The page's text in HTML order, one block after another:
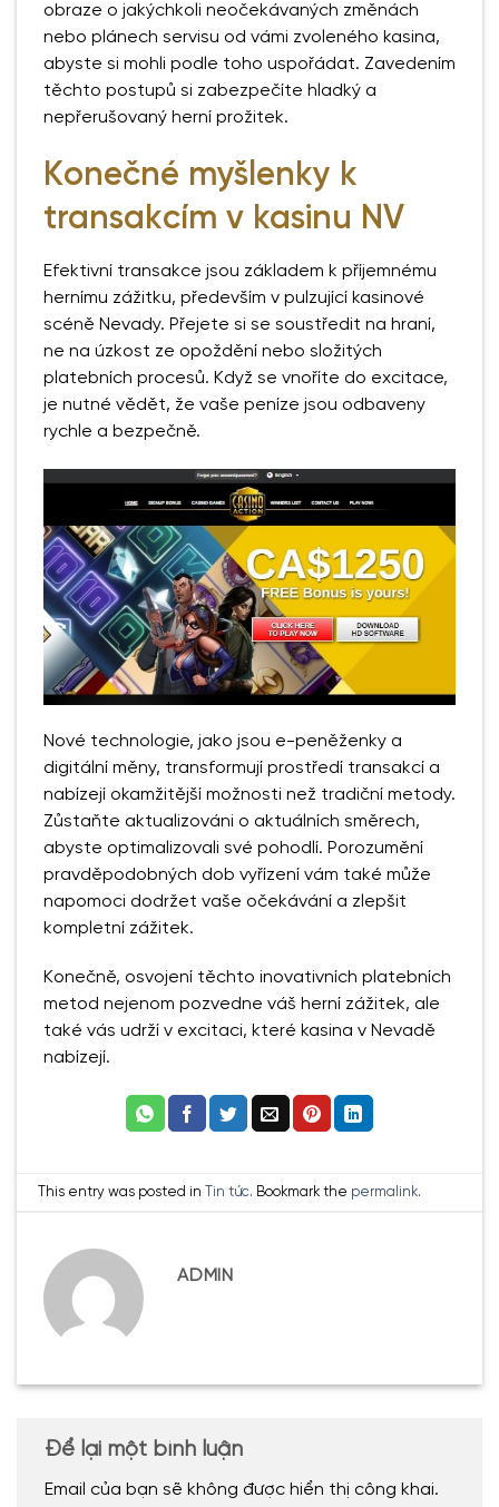
obraze o jakýchkoli neočekávaných změnách
nebo plánech servisu od vámi zvoleného kasina,
abyste si mohli podle toho uspořádat. Zavedením
těchto postupů si zabezpečíte hladký a
nepřerušovaný herní prožitek.
Konečné myšlenky k
transakcím v kasinu NV
Efektivní transakce jsou základem k příjemnému
hernímu zážitku, především v pulzující kasinové
scéně Nevady. Přejete si se soustředit na hraní,
ne na úzkost ze opoždění nebo složitých
platebních procesů. Když se vnoříte do excitace,
je nutné vědět, že vaše peníze jsou odbaveny
rychle a bezpečně.
Nové technologie, jako jsou e-peněženky a
digitální měny, transformují prostředí transakcí a
nabízejí okamžitější možnosti než tradiční metody.
Zůstaňte aktualizováni o aktuálních směrech,
abyste optimalizovali své pohodlí. Porozumění
pravděpodobných dob vyřízení vám také může
napomoci dodržet vaše očekávání a zlepšit
kompletní zážitek.
Konečně, osvojení těchto inovativních platebních
metod nejenom pozvedne váš herní zážitek, ale
také vás udrží v excitaci, které kasina v Nevadě
nabízejí.
This entry was posted in Tin tức. Bookmark the permalink.
ADMIN
Để lại một bình luận
Email của bạn sẽ không được hiển thị công khai.